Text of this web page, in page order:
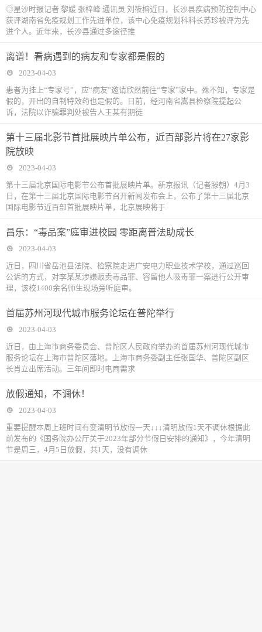
◎星沙时报记者 黎媛 张梓峰 通讯员 刘筱榕近日，长沙县疾病预防控制中心
获评湖南省免疫规划工作先进单位，该中心免疫规划科科长苏珍被评为先
进个人。近年来，长沙县通过多途径推
离谱！看病遇到的病友和专家都是假的
2023-04-03
患者为挂上“专家号”，应“病友”邀请欣然前往“专家”家中。殊不知，专家是
假的，开出的自制特效药也是假的。日前，经河南省嵩县检察院提起公
诉，法院以诈骗罪判处被告人王某有期徒
第十三届北影节首批展映片单公布，近百部影片将在27家影
院放映
2023-04-03
第十三届北京国际电影节公布首批展映片单。新京报讯（记者滕朝）4月3
日，在第十三届北京国际电影节召开新闻发布会上，公布了第十三届北京
国际电影节近百部首批展映片单，北京展映将于
昌乐：“毒品案”庭审进校园 零距离普法助成长
2023-04-03
近日，四川省岳池县法院、检察院走进广安电力职业技术学校，通过巡回
公诉的方式，对李某某涉嫌贩卖毒品罪、容留他人吸毒罪一案进行公开审
理，该校1400余名师生现场旁听庭审。
首届苏州河现代城市服务论坛在普陀举行
2023-04-03
近日，由上海市商务委员会、普陀区人民政府举办的首届苏州河现代城市
服务论坛在上海市普陀区落地。上海市商务委副主任张国华、普陀区副区
长肖立出席活动。三年间即时电商需求
放假通知，不调休！
2023-04-03
重要提醒本周上班时间有变清明节放假一天↓↓↓清明放假1天不调休根据此
前发布的《国务院办公厅关于2023年部分节假日安排的通知》，今年清明
节是周三，4月5日放假，共1天，没有调休